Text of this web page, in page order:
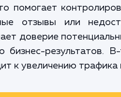
помогает
отзывы или
доверие
результатов. В-
к увеличению трафика